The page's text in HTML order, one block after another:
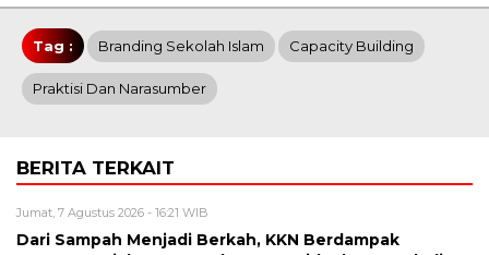
Tag : Branding Sekolah Islam Capacity Building
Praktisi Dan Narasumber
BERITA TERKAIT
Jumat, 7 Agustus 2026 - 16:21 WIB
Dari Sampah Menjadi Berkah, KKN Berdampak